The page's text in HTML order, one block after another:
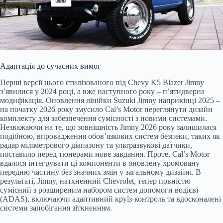
Адаптація до сучасних вимог
Перші версії цього стилізованого під Chevy K5 Blazer Jimny
з’явилися у 2024 році, а вже наступного року – п’ятидверна
модифікація. Оновлення лінійки Suzuki Jimny наприкінці 2025 –
на початку 2026 року змусило Cal’s Motor переглянути дизайн
комплекту для забезпечення сумісності з новими системами.
Незважаючи на те, що зовнішність Jimny 2026 року залишилася
подібною, впровадження обов’язкових систем безпеки, таких як
радар міліметрового діапазону та ультразвукові датчики,
поставило перед тюнерами нове завдання. Проте, Cal’s Motor
вдалося інтегрувати ці компоненти в оновлену хромовану
передню частину без значних змін у загальному дизайні. В
результаті, Jimny, натхненний Chevrolet, тепер повністю
сумісний з розширеним набором систем допомоги водієві
(ADAS), включаючи адаптивний круїз-контроль та вдосконалені
системи запобігання зіткненням.